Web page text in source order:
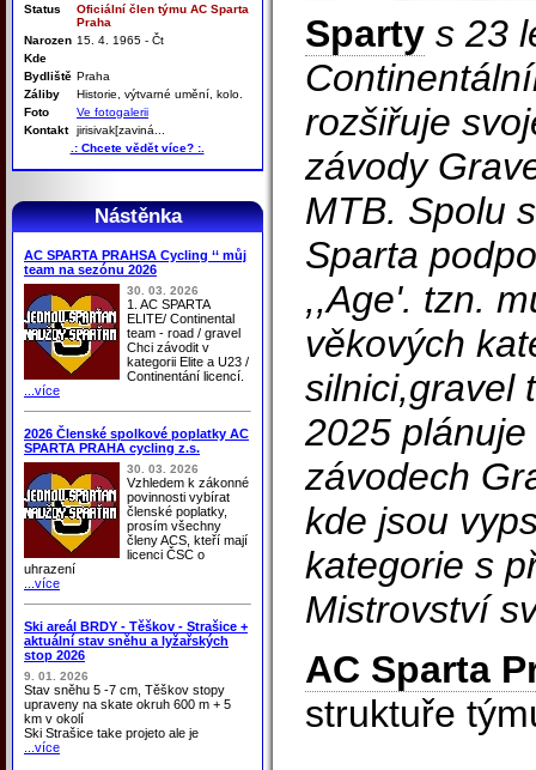
Status
Oficiální člen týmu AC Sparta
Praha
Narozen 15. 4. 1965 - Čt
Kde
Bydliště Praha
Záliby
Historie, výtvarné umění, kolo.
Foto
Ve fotogalerii
Kontakt jirisivak[zaviná...
.: Chcete vědět více? :.
Nástěnka
AC SPARTA PRAHSA Cycling ‘‘ můj
team na sezónu 2026
30. 03. 2026
1. AC SPARTA
ELITE/ Continental
team - road / gravel
Chci závodit v
kategorii Elite a U23 /
Continentání licencí.
...více
2026 Členské spolkové poplatky AC
SPARTA PRAHA cycling z.s.
30. 03. 2026
Vzhledem k zákonné
povinnosti vybírat
členské poplatky,
prosím všechny
členy ACS, kteří mají
licenci ČSC o
uhrazení
...více
Ski areál BRDY - Těškov - Strašice +
aktuální stav sněhu a lyžařských
stop 2026
9. 01. 2026
Stav sněhu 5 -7 cm, Těškov stopy
upraveny na skate okruh 600 m + 5
km v okolí
Ski Strašice take projeto ale je
...více
Sparty s 23
rozšiřuje
závody
MTB. Spolu
Sparta
,,Age'. tzn.
věkových
silnici,gravel
2025
závodech
kde jsou
kategorie s
Mistrovství
AC Sparta
struktuře